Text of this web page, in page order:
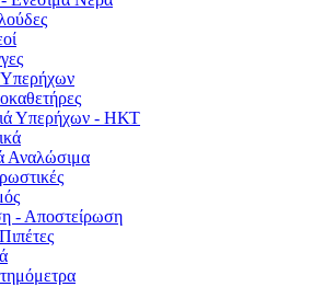
Υπερήχων - ΗΚΤ
Αναλώσιμα
- Αποστείρωση